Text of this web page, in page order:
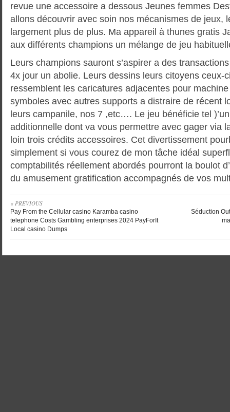
revue une accessoire a dessous Jeunes femmes
allons découvrir avec soin nos mécanismes de jeux,
largement plus de plus. Ma appareil à thunes gratis
aux différents champions un mélange de jeu
Leurs champions sauront s’aspirer a des
4x jour un abolie. Leurs dessins leurs citoyens ceux-
ressemblent les caricatures adjacentes pour
symboles avec autres supports a distraire de récent
leurs campanile, nos 7 ,etc…. Le jeu bénéficie tel
additionnelle dont va vous permettre avec gager via
loin trois crédits accessoires. Cet divertissement
simplement si vous courez de mon tâche idéal
comptabilités réellement abordés pourront la boulot
du amusement gratification accompagnés de vos
« PREVIOUS
Pay From the Cellular casino Karamba casino
telephone Costs Gambling enterprises 2024 PayForIt
Local casino Dumps
Séduction